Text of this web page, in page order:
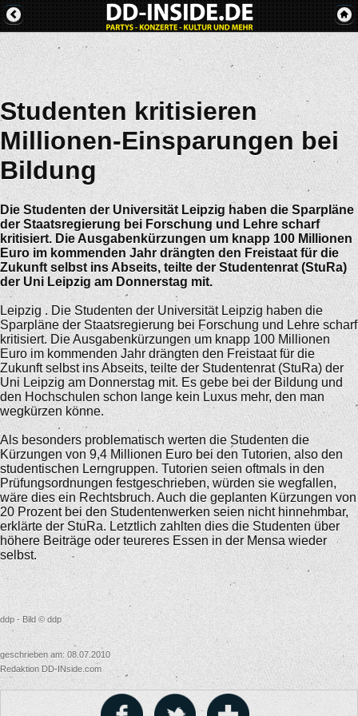
Studenten kritisieren
Millionen-Einsparungen bei
Bildung
Die Studenten der Universität Leipzig haben die Sparpläne
der Staatsregierung bei Forschung und Lehre scharf
kritisiert. Die Ausgabenkürzungen um knapp 100 Millionen
Euro im kommenden Jahr drängten den Freistaat für die
Zukunft selbst ins Abseits, teilte der Studentenrat (StuRa)
der Uni Leipzig am Donnerstag mit.
Leipzig . Die Studenten der Universität Leipzig haben die
Sparpläne der Staatsregierung bei Forschung und Lehre scharf
kritisiert. Die Ausgabenkürzungen um knapp 100 Millionen
Euro im kommenden Jahr drängten den Freistaat für die
Zukunft selbst ins Abseits, teilte der Studentenrat (StuRa) der
Uni Leipzig am Donnerstag mit. Es gebe bei der Bildung und
den Hochschulen schon lange kein Luxus mehr, den man
wegkürzen könne.
Als besonders problematisch werten die Studenten die
Kürzungen von 9,4 Millionen Euro bei den Tutorien, also den
studentischen Lerngruppen. Tutorien seien oftmals in den
Prüfungsordnungen festgeschrieben, würden sie wegfallen,
wäre dies ein Rechtsbruch. Auch die geplanten Kürzungen von
20 Prozent bei den Studentenwerken seien nicht hinnehmbar,
erklärte der StuRa. Letztlich zahlten dies die Studenten über
höhere Beiträge oder teureres Essen in der Mensa wieder
selbst.
ddp - Bild © ddp
geschrieben am: 08.07.2010
Redaktion DD-INside.com